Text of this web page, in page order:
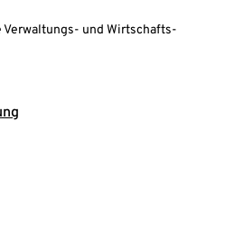
und Wirtschafts-